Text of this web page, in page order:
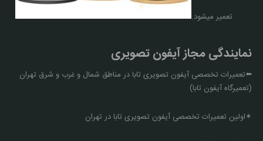
تعمیر میشود.
نمایندگی مجاز آیفون تصویری
⬅️تعمیرات تخصصی آیفون تصویری تابا در مناطق شمال و غرب و شرق تهران
(تعمیرگاه آیفون تابا)
✴اولین تعمیرات تخصصی آیفون تصویری تابا در تهران